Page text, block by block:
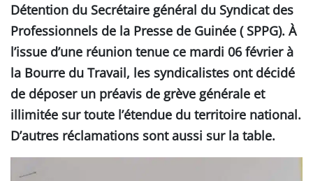
Détention du Secrétaire général du Syndicat des
Professionnels de la Presse de Guinée ( SPPG). À
l’issue d’une réunion tenue ce mardi 06 février à
la Bourre du Travail, les syndicalistes ont décidé
de déposer un préavis de grève générale et
illimitée sur toute l’étendue du territoire national.
D’autres réclamations sont aussi sur la table.